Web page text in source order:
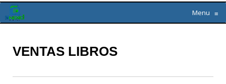
Menu ≡
VENTAS LIBROS